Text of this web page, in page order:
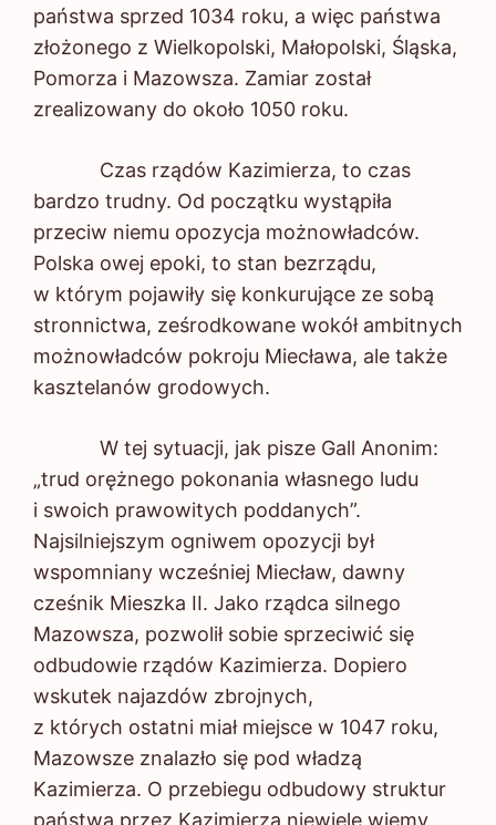
państwa sprzed 1034 roku, a więc państwa
złożonego z Wielkopolski, Małopolski, Śląska,
Pomorza i Mazowsza. Zamiar został
zrealizowany do około 1050 roku.
Czas rządów Kazimierza, to czas
bardzo trudny. Od początku wystąpiła
przeciw niemu opozycja możnowładców.
Polska owej epoki, to stan bezrządu,
w którym pojawiły się konkurujące ze sobą
stronnictwa, ześrodkowane wokół ambitnych
możnowładców pokroju Miecława, ale także
kasztelanów grodowych.
W tej sytuacji, jak pisze Gall Anonim:
„trud orężnego pokonania własnego ludu
i swoich prawowitych poddanych”.
Najsilniejszym ogniwem opozycji był
wspomniany wcześniej Miecław, dawny
cześnik Mieszka II. Jako rządca silnego
Mazowsza, pozwolił sobie sprzeciwić się
odbudowie rządów Kazimierza. Dopiero
wskutek najazdów zbrojnych,
z których ostatni miał miejsce w 1047 roku,
Mazowsze znalazło się pod władzą
Kazimierza. O przebiegu odbudowy struktur
państwa przez Kazimierza niewiele wiemy.